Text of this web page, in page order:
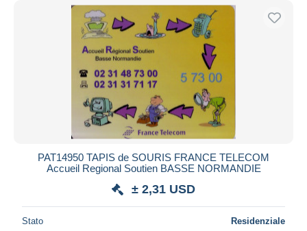
PAT14950 TAPIS de SOURIS FRANCE TELECOM
Accueil Regional Soutien BASSE NORMANDIE
± 2,31 USD
Stato Residenziale